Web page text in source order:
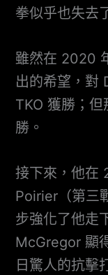
拳似乎也失去
雖然在 2020
出的希望，對
TKO 獲勝；
勝。
接下來，他在
Poirier（第三
步強化了他走
McGregor 顯
日驚人的抗擊